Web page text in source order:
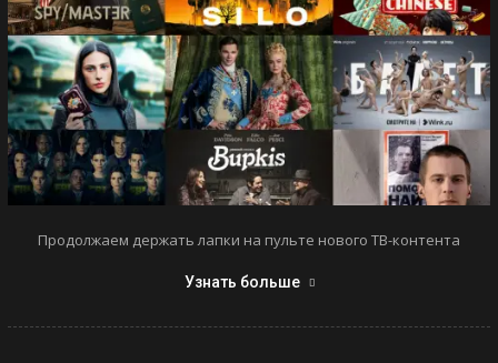
Продолжаем держать лапки на пульте нового ТВ-контента
Узнать больше